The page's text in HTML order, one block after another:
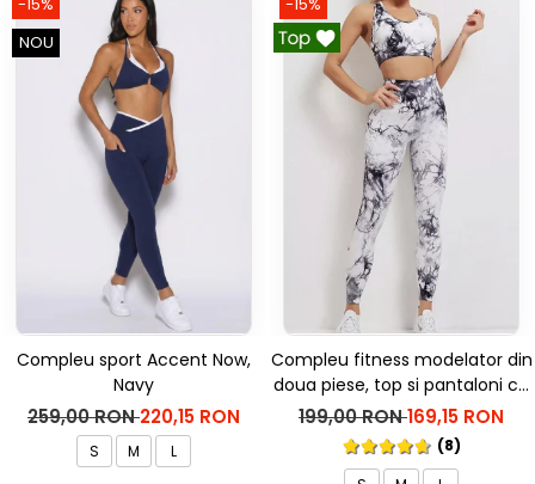
NOU
Compleu sport Accent Now,
Navy
259,00 RON220,15 RON
S M L
Compleu fitness modelator din
doua piese, top si pantaloni cu
talie inalta Marble, Alb cu Negru
199,00 RON169,15 RON
(8)